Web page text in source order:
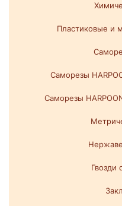
Пластиковые и
Саморезы
Саморезы
Гвозди